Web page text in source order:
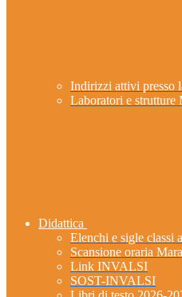
Indirizzi attivi presso
Laboratori e strutture
Didattica
Elenchi e sigle classi
Scansione oraria
Link INVALSI
SOST-INVALSI